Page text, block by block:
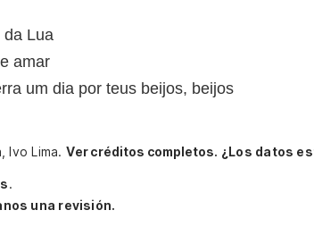
da Lua
amar
um dia por teus beijos, beijos
Ivo Lima. Ver créditos completos. ¿Los datos
.
una revisión.